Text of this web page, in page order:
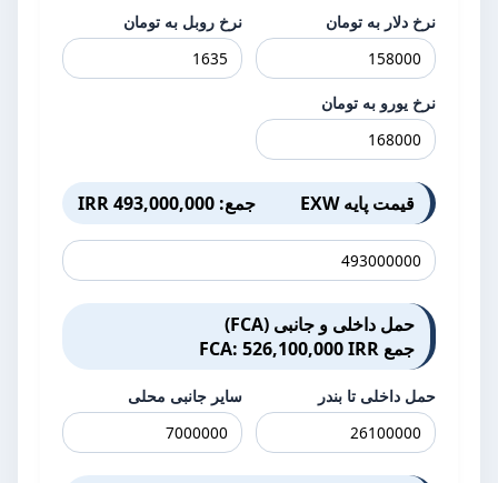
نرخ دلار به تومان نرخ روبل به تومان
نرخ یورو به تومان
قیمت پایه EXW جمع: 493,000,000 IRR
حمل داخلی و جانبی (FCA)
جمع FCA: 526,100,000 IRR
حمل داخلی تا بندر سایر جانبی محلی